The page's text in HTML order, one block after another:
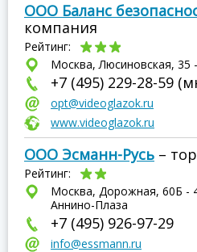
ООО Баланс
компания
Рейтинг:
Москва, Люсиновская, 35
+7 (495) 229-28-59
opt@videoglazok.ru
www.videoglazok.ru
ООО Эсманн-Русь –
Рейтинг:
Москва, Дорожная, 60Б -
Аннино-Плаза
+7 (495) 926-97-29
info@essmann.ru